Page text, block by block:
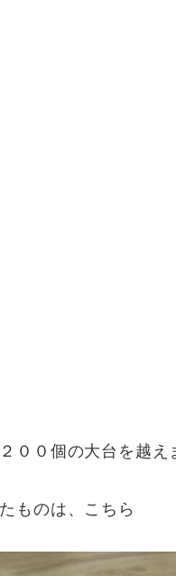
００個の大台を越え
ものは、こちら